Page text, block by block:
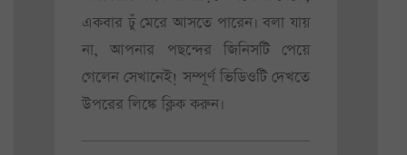
একবার ঢুঁ মেরে আসতে পারেন। বলা যায়
না, আপনার পছন্দের জিনিসটি পেয়ে
গেলেন সেখানেই! সম্পূর্ণ ভিডিওটি দেখতে
উপরের লিঙ্কে ক্লিক করুন।